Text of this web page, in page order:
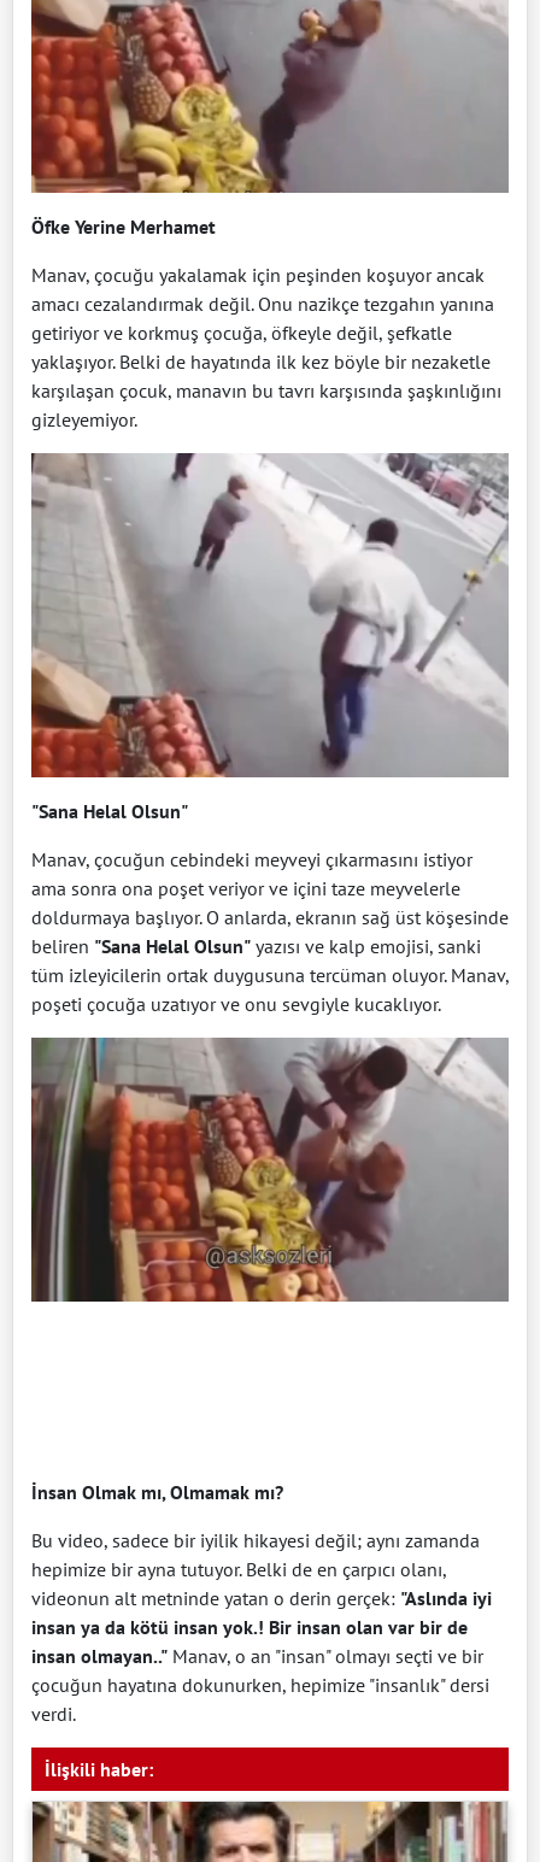
Öfke Yerine Merhamet
Manav, çocuğu yakalamak için peşinden koşuyor ancak
amacı cezalandırmak değil. Onu nazikçe tezgahın yanına
getiriyor ve korkmuş çocuğa, öfkeyle değil, şefkatle
yaklaşıyor. Belki de hayatında ilk kez böyle bir nezaketle
karşılaşan çocuk, manavın bu tavrı karşısında şaşkınlığını
gizleyemiyor.
"Sana Helal Olsun"
Manav, çocuğun cebindeki meyveyi çıkarmasını istiyor
ama sonra ona poşet veriyor ve içini taze meyvelerle
doldurmaya başlıyor. O anlarda, ekranın sağ üst köşesinde
beliren "Sana Helal Olsun" yazısı ve kalp emojisi, sanki
tüm izleyicilerin ortak duygusuna tercüman oluyor. Manav,
poşeti çocuğa uzatıyor ve onu sevgiyle kucaklıyor.
İnsan Olmak mı, Olmamak mı?
Bu video, sadece bir iyilik hikayesi değil; aynı zamanda
hepimize bir ayna tutuyor. Belki de en çarpıcı olanı,
videonun alt metninde yatan o derin gerçek: "Aslında iyi
insan ya da kötü insan yok.! Bir insan olan var bir de
insan olmayan.." Manav, o an "insan" olmayı seçti ve bir
çocuğun hayatına dokunurken, hepimize "insanlık" dersi
verdi.
İlişkili haber: